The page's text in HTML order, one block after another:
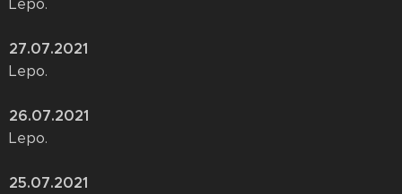
Lepo.
27.07.2021
Lepo.
26.07.2021
Lepo.
25.07.2021